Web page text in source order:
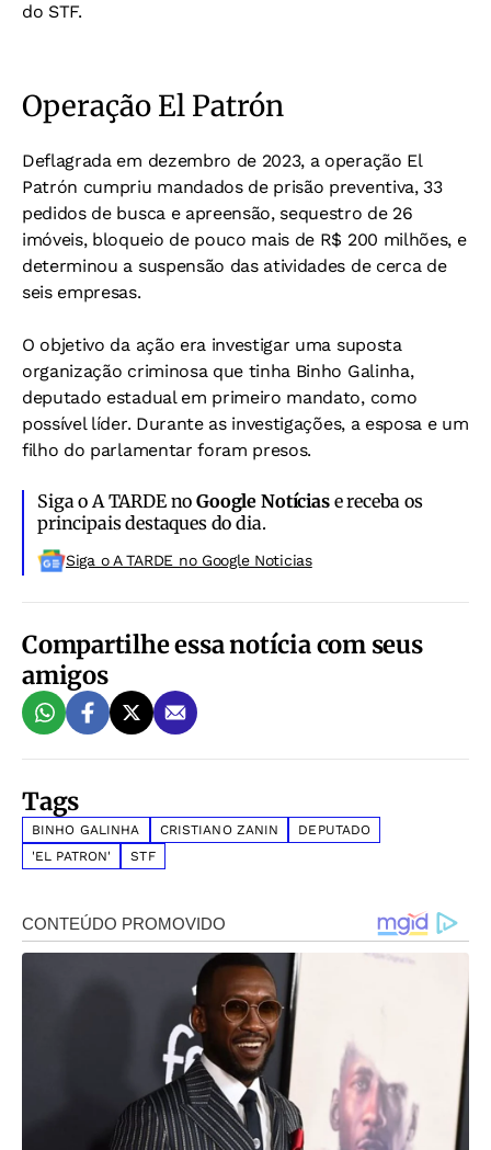
do STF.
Operação El Patrón
Deflagrada em dezembro de 2023, a operação El
Patrón cumpriu mandados de prisão preventiva, 33
pedidos de busca e apreensão, sequestro de 26
imóveis, bloqueio de pouco mais de R$ 200 milhões, e
determinou a suspensão das atividades de cerca de
seis empresas.
O objetivo da ação era investigar uma suposta
organização criminosa que tinha Binho Galinha,
deputado estadual em primeiro mandato, como
possível líder. Durante as investigações, a esposa e um
filho do parlamentar foram presos.
Siga o A TARDE noGoogle Notíciase receba os
principais destaques do dia.
Siga o A TARDE no Google Noticias
Compartilhe essa notícia com seus
amigos
Tags
BINHO GALINHA CRISTIANO ZANIN
DEPUTADO
'EL PATRON'
STF